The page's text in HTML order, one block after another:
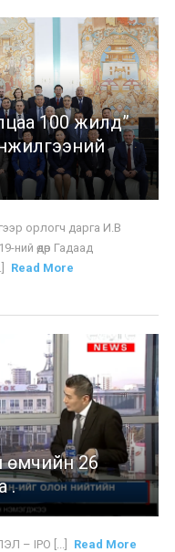
100 жилд”
орлогч дарга И.В
өдөр Гадаад
Read More
өмчийн 26
.
– IPO [...] Read More